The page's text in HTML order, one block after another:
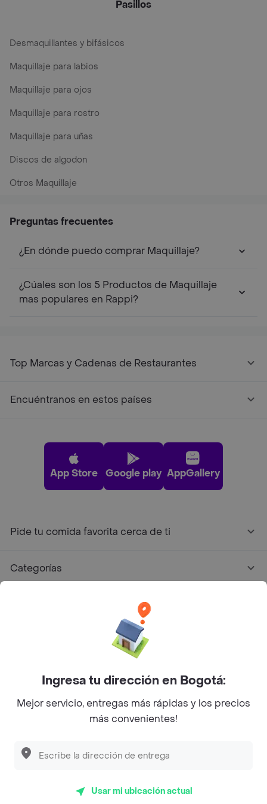
Pasillos
Desmaquillantes y bifásicos
Maquillaje para labios
Maquillaje para ojos
Maquillaje para rostro
Maquillaje para uñas
Discos de algodon
Otros Maquillaje
Preguntas frecuentes
¿En dónde puedo comprar Maquillaje?
¿Cúales son los 5 Productos de Maquillaje
mas populares en Rappi?
Top Marcas y Cadenas de Restaurantes
Encuéntranos en estos países
App Store Google play AppGallery
Pide tu comida favorita cerca de ti
Categorías
Facebook
Twitter
Instagram
©2026Rappi Inc. All rights reserved.
Ingresa tu dirección en Bogotá:
Mejor servicio, entregas más rápidas y los precios
más convenientes!
Usar mi ubicación actual